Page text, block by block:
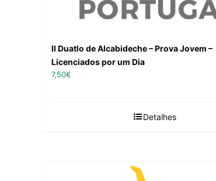
II Duatlo de Alcabideche – Prova Jovem –
Licenciados por um Dia
7,50€
Detalhes